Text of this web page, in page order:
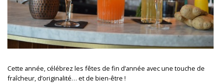
Cette année, célébrez les fêtes de fin d’année avec une touche de
fraîcheur, d’originalité… et de bien-être !